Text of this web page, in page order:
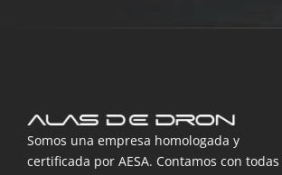
Somos una empresa homologada y
certificada por AESA. Contamos con todas